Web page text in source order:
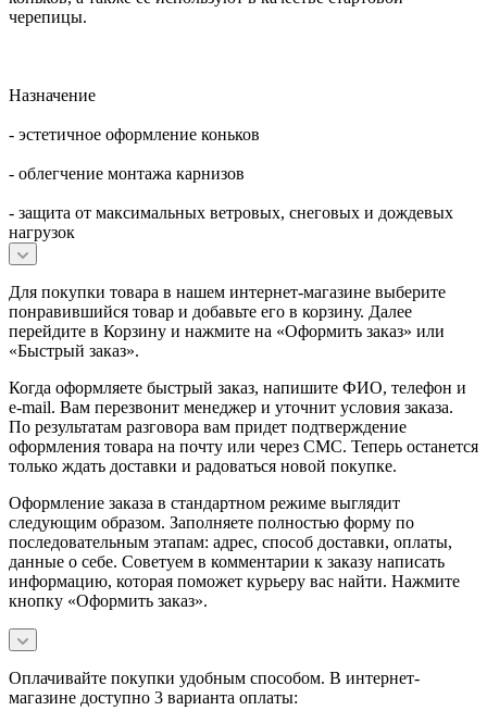
черепицы.
Назначение
- эстетичное оформление коньков
- облегчение монтажа карнизов
- защита от максимальных ветровых, снеговых и дождевых
нагрузок
Для покупки товара в нашем интернет-магазине выберите
понравившийся товар и добавьте его в корзину. Далее
перейдите в Корзину и нажмите на «Оформить заказ» или
«Быстрый заказ».
Когда оформляете быстрый заказ, напишите ФИО, телефон и
e-mail. Вам перезвонит менеджер и уточнит условия заказа.
По результатам разговора вам придет подтверждение
оформления товара на почту или через СМС. Теперь останется
только ждать доставки и радоваться новой покупке.
Оформление заказа в стандартном режиме выглядит
следующим образом. Заполняете полностью форму по
последовательным этапам: адрес, способ доставки, оплаты,
данные о себе. Советуем в комментарии к заказу написать
информацию, которая поможет курьеру вас найти. Нажмите
кнопку «Оформить заказ».
Оплачивайте покупки удобным способом. В интернет-
магазине доступно 3 варианта оплаты: